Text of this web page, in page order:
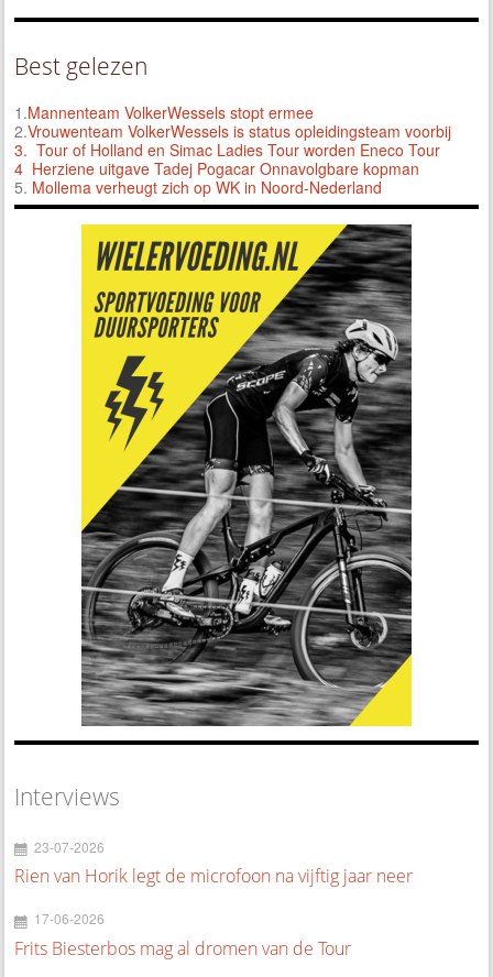
Best gelezen
1.Mannenteam VolkerWessels stopt ermee
2.Vrouwenteam VolkerWessels is status opleidingsteam voorbij
3. Tour of Holland en Simac Ladies Tour worden Eneco Tour
4 Herziene uitgave Tadej Pogacar Onnavolgbare kopman
5. Mollema verheugt zich op WK in Noord-Nederland
Interviews
23-07-2026
Rien van Horik legt de microfoon na vijftig jaar neer
17-06-2026
Frits Biesterbos mag al dromen van de Tour